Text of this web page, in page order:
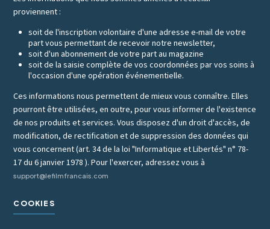
proviennent :
soit de l'inscription volontaire d'une adresse e-mail de votre
part vous permettant de recevoir notre newsletter,
soit d'un abonnement de votre part au magazine
soit de la saisie complète de vos coordonnées par vos soins à
l'occasion d'une opération événementielle.
Ces informations nous permettent de mieux vous connaître. Elles
pourront être utilisées, en outre, pour vous informer de l'existence
de nos produits et services. Vous disposez d'un droit d'accès, de
modification, de rectification et de suppression des données qui
vous concernent (art. 34 de la loi "Informatique et Libertés" n° 78-
17 du 6 janvier 1978 ). Pour l'exercer, adressez vous à
support@lefilmfrancais.com
COOKIES